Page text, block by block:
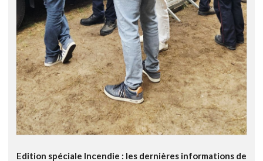
Edition spéciale Incendie : les dernières informations de